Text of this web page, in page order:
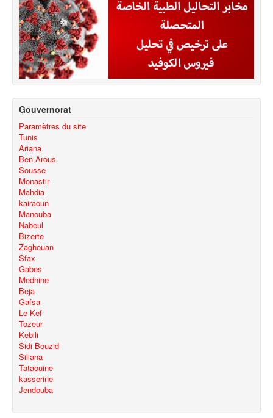
Gouvernorat
Paramètres du site
Tunis
Ariana
Ben Arous
Sousse
Monastir
Mahdia
kairaoun
Manouba
Nabeul
Bizerte
Zaghouan
Sfax
Gabes
Mednine
Beja
Gafsa
Le Kef
Tozeur
Kebili
Sidi Bouzid
Siliana
Tataouine
kasserine
Jendouba